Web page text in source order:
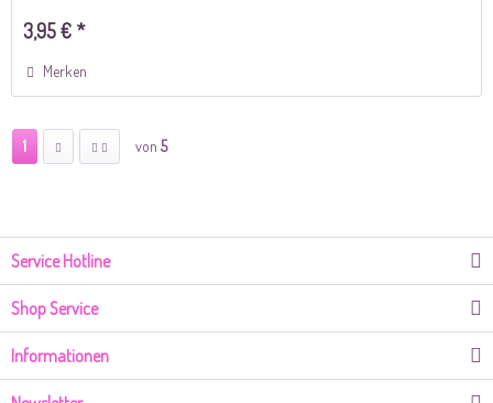
3,95 € *
Merken
1 von 5
Service Hotline
Shop Service
Informationen